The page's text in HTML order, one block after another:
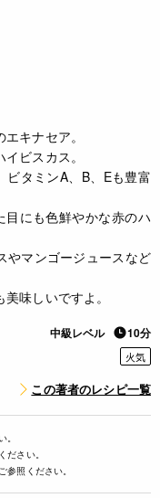
キナセア。
ビスカス。
ビタミンA、B、Eも豊富
にも色鮮やかな赤のハ
やマンゴージュースなど
味しいですよ。
中級レベル 10分
火気
この著者のレシピ一覧
さい。
照ください。